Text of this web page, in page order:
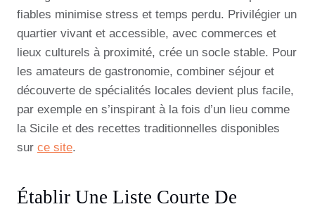
fiables minimise stress et temps perdu. Privilégier un
quartier vivant et accessible, avec commerces et
lieux culturels à proximité, crée un socle stable. Pour
les amateurs de gastronomie, combiner séjour et
découverte de spécialités locales devient plus facile,
par exemple en s’inspirant à la fois d’un lieu comme
la Sicile et des recettes traditionnelles disponibles
sur ce site.
Établir Une Liste Courte De